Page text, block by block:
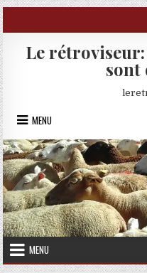
Skip to content
Le
sont
MENU
MENU